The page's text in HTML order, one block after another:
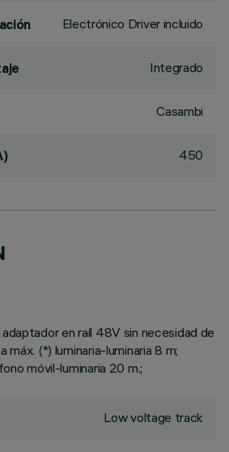
Electrónico Driver incluido
Integrado
Casambi
450
en raíl 48V sin necesidad de
máx. (*) luminaria-luminaria 8 m;
móvil-luminaria 20 m.;
Low voltage track